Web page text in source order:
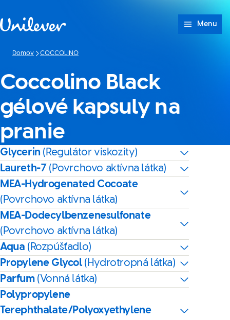
Menu
Domov COCCOLINO
Coccolino Black
gélové kapsuly na
pranie
Glycerin (Regulátor viskozity)
Laureth-7 (Povrchovo aktívna látka)
MEA-Hydrogenated Cocoate
(Povrchovo aktívna látka)
MEA-Dodecylbenzenesulfonate
(Povrchovo aktívna látka)
Aqua (Rozpúšťadlo)
Propylene Glycol(Hydrotropná látka)
Parfum (Vonná látka)
Polypropylene
Terephthalate/Polyoxyethylene